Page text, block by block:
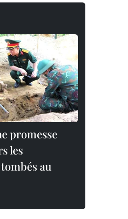
promesse
les
au